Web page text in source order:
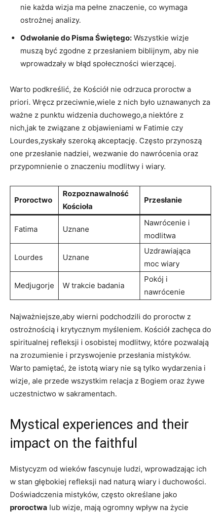
‌nie każda wizja ⁤ma⁢ pełne znaczenie, co wymaga
ostrożnej analizy.
Odwołanie do Pisma Świętego: Wszystkie ‍wizje
muszą ‍być zgodne z przesłaniem biblijnym, aby nie
wprowadzały w błąd ⁤społeczności wierzącej.
Warto podkreślić, że Kościół nie odrzuca proroctw a ​
priori. Wręcz przeciwnie,wiele z nich było uznawanych za
ważne z punktu widzenia duchowego,a ‍niektóre z
nich,jak te związane⁤ z objawieniami w Fatimie ‌czy
Lourdes,zyskały‌ szeroką akceptację.‌ Często przynoszą
one przesłanie nadziei, ​wezwanie do nawrócenia oraz
przypomnienie o znaczeniu modlitwy i wiary.
Proroctwo
Rozpoznawalność
Kościoła
Przesłanie
Fatima Uznane
Nawrócenie i
⁢modlitwa
Lourdes Uznane
Uzdrawiająca
moc wiary
Medjugorje W ⁤trakcie badania
Pokój i
nawrócenie
Najważniejsze,aby wierni podchodzili do proroctw z​
ostrożnością i krytycznym myśleniem. Kościół zachęca do
‍spiritualnej refleksji i osobistej modlitwy, które pozwalają
na zrozumienie i przyswojenie przesłania mistyków.
Warto pamiętać, że istotą wiary nie są tylko ‌wydarzenia i
wizje, ale przede wszystkim‍ relacja ​z Bogiem oraz żywe
uczestnictwo w sakramentach.
Mystical experiences⁢ and their
impact on the faithful
Mistycyzm od ​wieków fascynuje ludzi, wprowadzając ich
w stan głębokiej ⁣refleksji nad naturą wiary i duchowości.
Doświadczenia mistyków, często ⁣określane⁣ jako
proroctwa lub wizje, mają ogromny wpływ⁤ na ⁤życie